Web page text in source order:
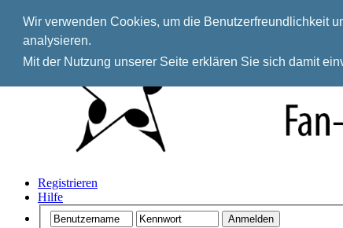
Wir verwenden Cookies, um die Benutzerfreundlichkeit
analysieren.
Mit der Nutzung unserer Seite erklären Sie sich damit
Registrieren
Hilfe